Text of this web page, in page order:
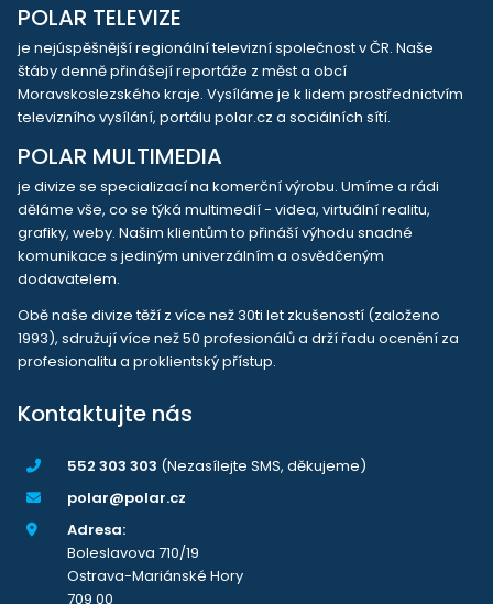
POLAR TELEVIZE
je nejúspěšnější regionální televizní společnost v ČR. Naše
štáby denně přinášejí reportáže z měst a obcí
Moravskoslezského kraje. Vysíláme je k lidem prostřednictvím
televizního vysílání, portálu polar.cz a sociálních sítí.
POLAR MULTIMEDIA
je divize se specializací na komerční výrobu. Umíme a rádi
děláme vše, co se týká multimedií - videa, virtuální realitu,
grafiky, weby. Našim klientům to přináší výhodu snadné
komunikace s jediným univerzálním a osvědčeným
dodavatelem.
Obě naše divize těží z více než 30ti let zkušeností (založeno
1993), sdružují více než 50 profesionálů a drží řadu ocenění za
profesionalitu a proklientský přístup.
Kontaktujte nás
552 303 303 (Nezasílejte SMS, děkujeme)
polar@polar.cz
Adresa:
Boleslavova 710/19
Ostrava-Mariánské Hory
709 00